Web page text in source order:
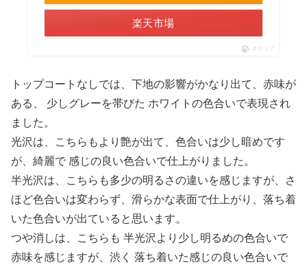
楽天市場
ポチップ
トップコートなしでは、下地の影響がかなり出て、赤味が
ある、 少しグレーを帯びた ホワイトの色合いで表現され
ました。
光沢は、こちらもより艶が出て、色合いは少し暗めです
が、綺麗で 感じの良い色合いで仕上がりました。
半光沢は、こちらも多少の明るさの違いを感じますが、さ
ほど色合いは変わらず、滑らかな表面で仕上がり、落ち着
いた色合いが出ていると思います。
つや消しは、こちらも 半光沢より少し明るめの色合いで
赤味を感じますが、渋く 落ち着いた感じの良い色合いで